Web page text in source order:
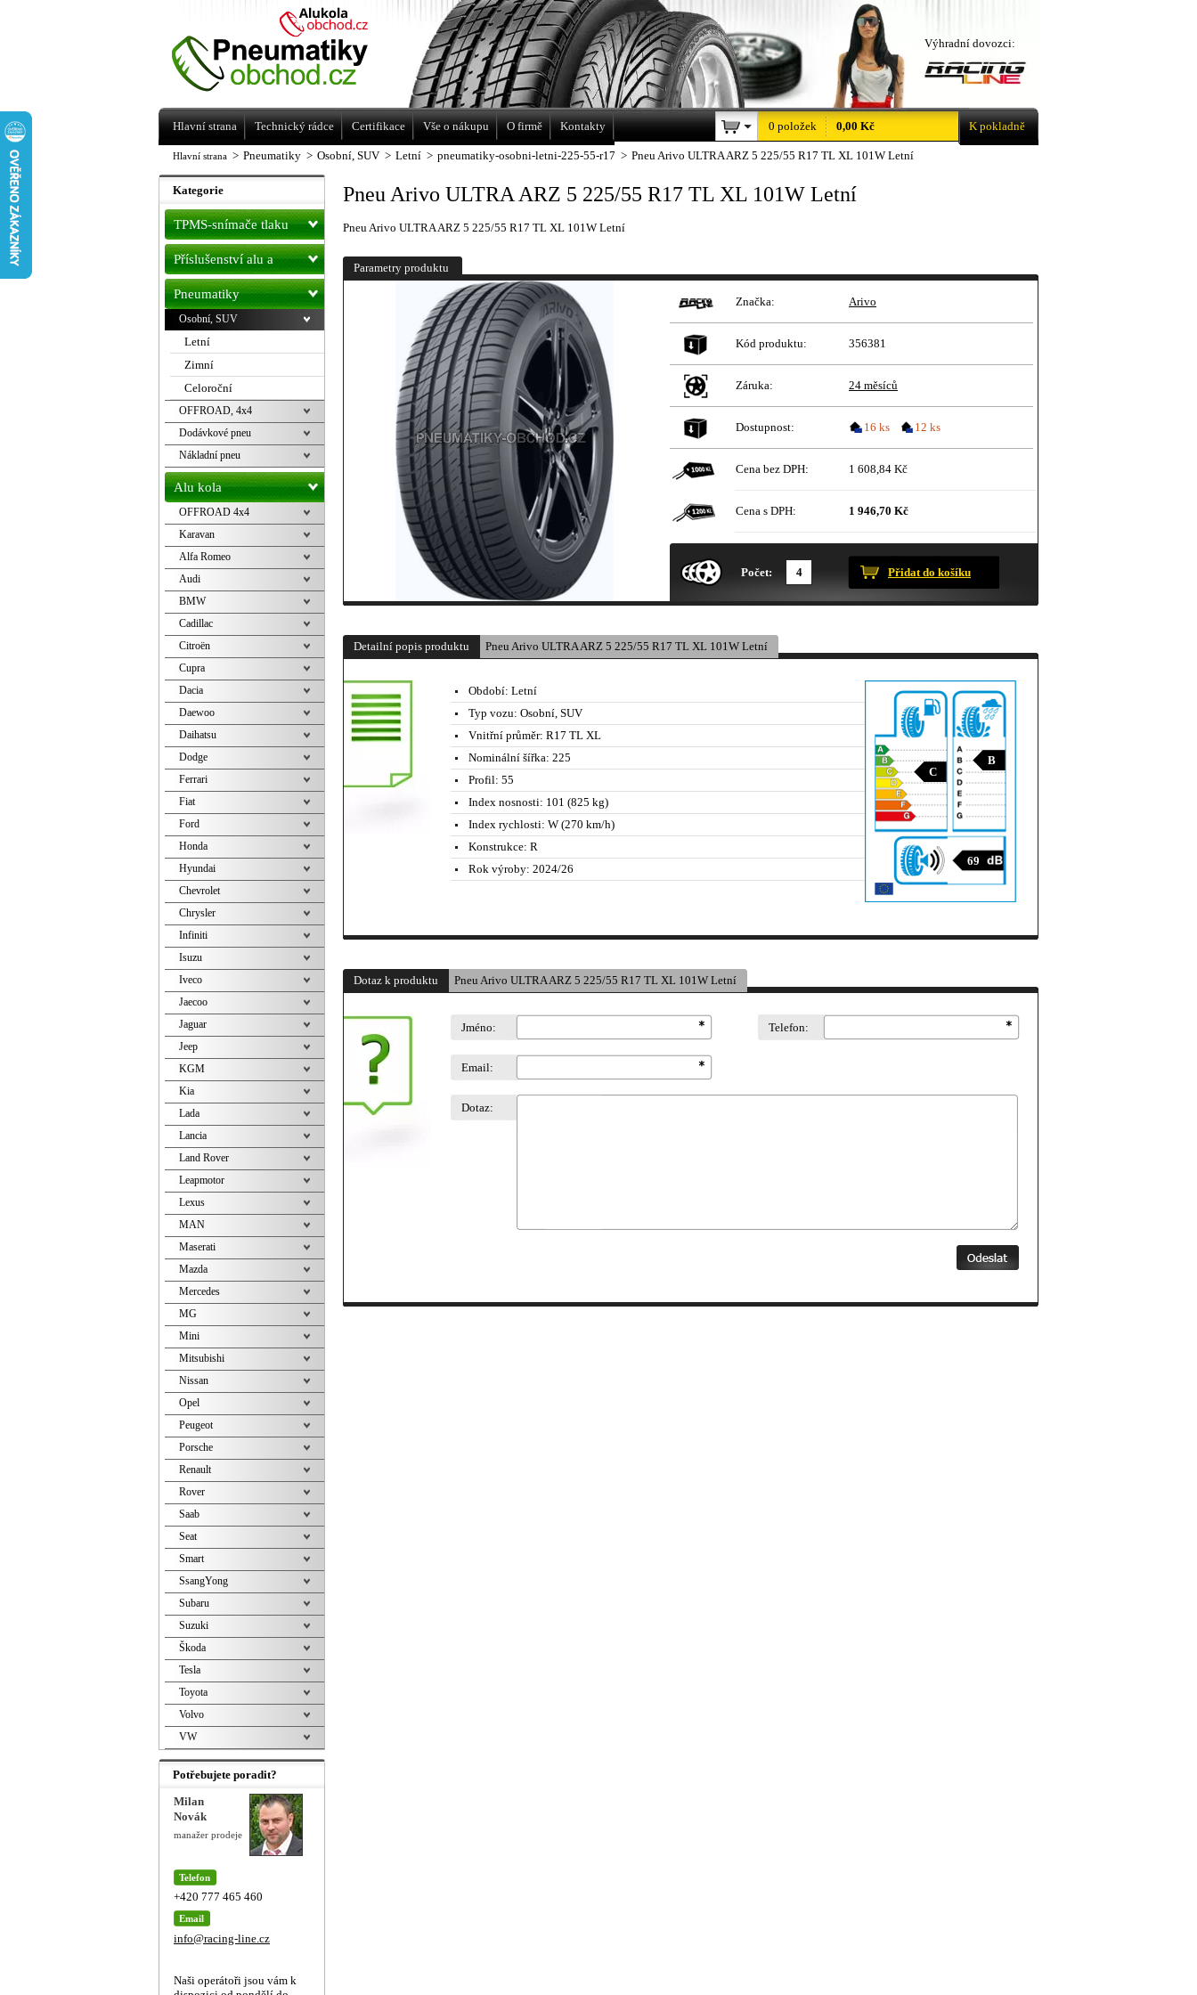
Hlavní strana > Pneumatiky > Osobní, SUV > Letní > pneumatiky-osobni-letni-225-55-r17 > Pneu Arivo ULTRA ARZ 5 225/55 R17 TL XL 101W Letní
Pneu Arivo ULTRA ARZ 5 225/55 R17 TL XL 101W Letní
Pneu Arivo ULTRA ARZ 5 225/55 R17 TL XL 101W Letní
Parametry produktu
Značka: Arivo
Kód produktu: 356381
Záruka: 24 měsíců
Dostupnost: 16 ks 12 ks
Cena bez DPH: 1 608,84 Kč
Cena s DPH: 1 946,70 Kč
Počet: Přidat do košíku
Detailní popis produktu Pneu Arivo ULTRA ARZ 5 225/55 R17 TL XL 101W Letní
C
B
69
Období: Letní
Typ vozu: Osobní, SUV
Vnitřní průměr: R17 TL XL
Nominální šířka: 225
Profil: 55
Index nosnosti: 101 (825 kg)
Index rychlosti: W (270 km/h)
Konstrukce: R
Rok výroby: 2024/26
Dotaz k produktu Pneu Arivo ULTRA ARZ 5 225/55 R17 TL XL 101W Letní
Jméno: Telefon:
Email:
Dotaz:
Kategorie
TPMS-snímače tlaku
Příslušenství alu a
pneu
Pneumatiky
Osobní, SUV
Letní
Zimní
Celoroční
OFFROAD, 4x4
Dodávkové pneu
Nákladní pneu
Alu kola
OFFROAD 4x4
Karavan
Alfa Romeo
Audi
BMW
Cadillac
Citroën
Cupra
Dacia
Daewoo
Daihatsu
Dodge
Ferrari
Fiat
Ford
Honda
Hyundai
Chevrolet
Chrysler
Infiniti
Isuzu
Iveco
Jaecoo
Jaguar
Jeep
KGM
Kia
Lada
Lancia
Land Rover
Leapmotor
Lexus
MAN
Maserati
Mazda
Mercedes
MG
Mini
Mitsubishi
Nissan
Opel
Peugeot
Porsche
Renault
Rover
Saab
Seat
Smart
SsangYong
Subaru
Suzuki
Škoda
Tesla
Toyota
Volvo
VW
Potřebujete poradit?
Milan
Novák
manažer prodeje
Telefon
+420 777 465 460
Email
info@racing-line.cz
Naši operátoři jsou vám k
Levné pneumatiky letní, zimní, Alu kola
a litá kola Racing Line
Výhradní dovozci:
Hlavní strana Technický rádce Certifikace Vše o nákupu O firmě Kontakty 0 položek 0,00 Kč K pokladně